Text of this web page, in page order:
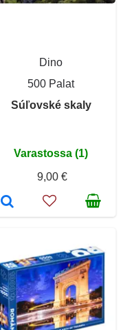
Dino
500 Palat
Súľovské skaly
Varastossa (1)
9,00 €